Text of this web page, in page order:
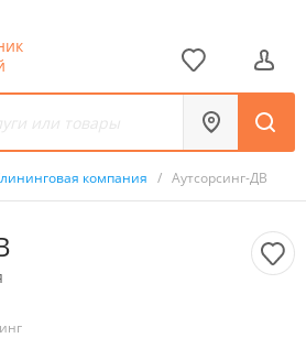
компания / Аутсорсинг-ДВ